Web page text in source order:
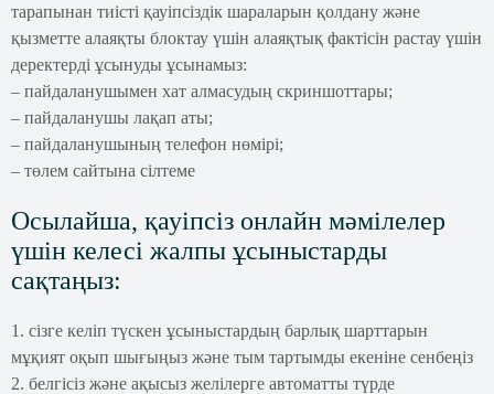
тарапынан тиісті қауіпсіздік шараларын қолдану және
қызметте алаяқты блоктау үшін алаяқтық фактісін растау үшін
деректерді ұсынуды ұсынамыз:
– пайдаланушымен хат алмасудың скриншоттары;
– пайдаланушы лақап аты;
– пайдаланушының телефон нөмірі;
– төлем сайтына сілтеме
Осылайша, қауіпсіз онлайн мәмілелер
үшін келесі жалпы ұсыныстарды
сақтаңыз:
1. сізге келіп түскен ұсыныстардың барлық шарттарын
мұқият оқып шығыңыз және тым тартымды екеніне сенбеңіз
2. белгісіз және ақысыз желілерге автоматты түрде